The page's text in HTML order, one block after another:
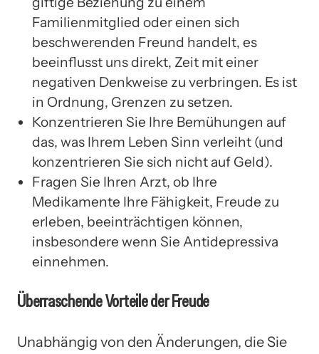
Familienmitglied oder einen sich
beschwerenden Freund handelt, es
beeinflusst uns direkt, Zeit mit einer
negativen Denkweise zu verbringen. Es ist
in Ordnung, Grenzen zu setzen.
Konzentrieren Sie Ihre Bemühungen auf
das, was Ihrem Leben Sinn verleiht (und
konzentrieren Sie sich nicht auf Geld).
Fragen Sie Ihren Arzt, ob Ihre
Medikamente Ihre Fähigkeit, Freude zu
erleben, beeinträchtigen können,
insbesondere wenn Sie Antidepressiva
einnehmen.
Überraschende Vorteile der Freude
Unabhängig von den Änderungen, die Sie